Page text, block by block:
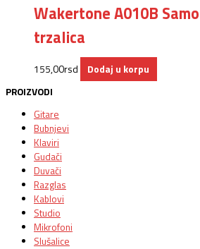
Wakertone A010B
trzalica
155,00rsd
Dodaj u korpu
PROIZVODI
Gitare
Bubnjevi
Klaviri
Gudači
Duvači
Razglas
Kablovi
Studio
Mikrofoni
Slušalice